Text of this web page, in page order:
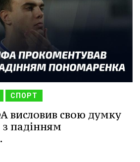
СПОРТ
висловив свою думку
з падінням